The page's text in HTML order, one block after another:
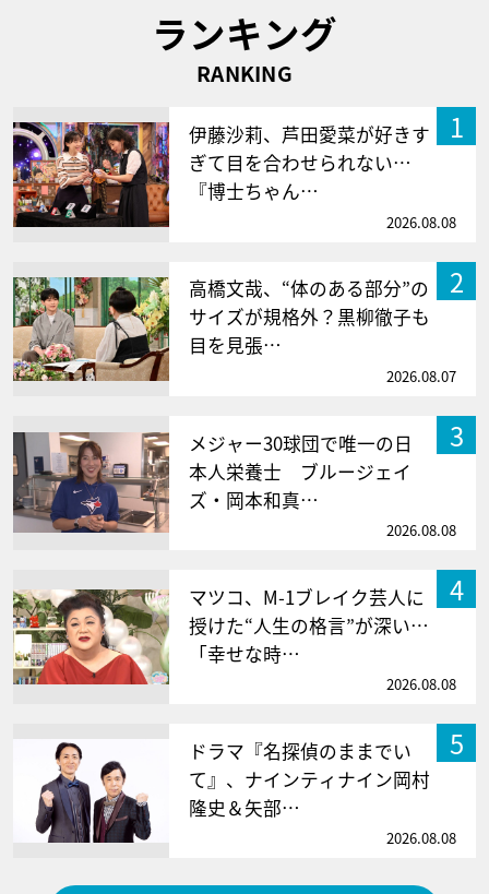
ランキング
RANKING
1
伊藤沙莉、芦田愛菜が好きす
ぎて目を合わせられない…
『博士ちゃん…
2026.08.08
2
高橋文哉、“体のある部分”の
サイズが規格外？黒柳徹子も
目を見張…
2026.08.07
3
メジャー30球団で唯一の日
本人栄養士 ブルージェイ
ズ・岡本和真…
2026.08.08
4
マツコ、M-1ブレイク芸人に
授けた“人生の格言”が深い…
「幸せな時…
2026.08.08
5
ドラマ『名探偵のままでい
て』、ナインティナイン岡村
隆史＆矢部…
2026.08.08